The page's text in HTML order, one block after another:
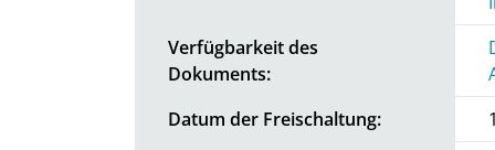
Verfügbarkeit des
Dokuments:
Datum der Freischaltung: